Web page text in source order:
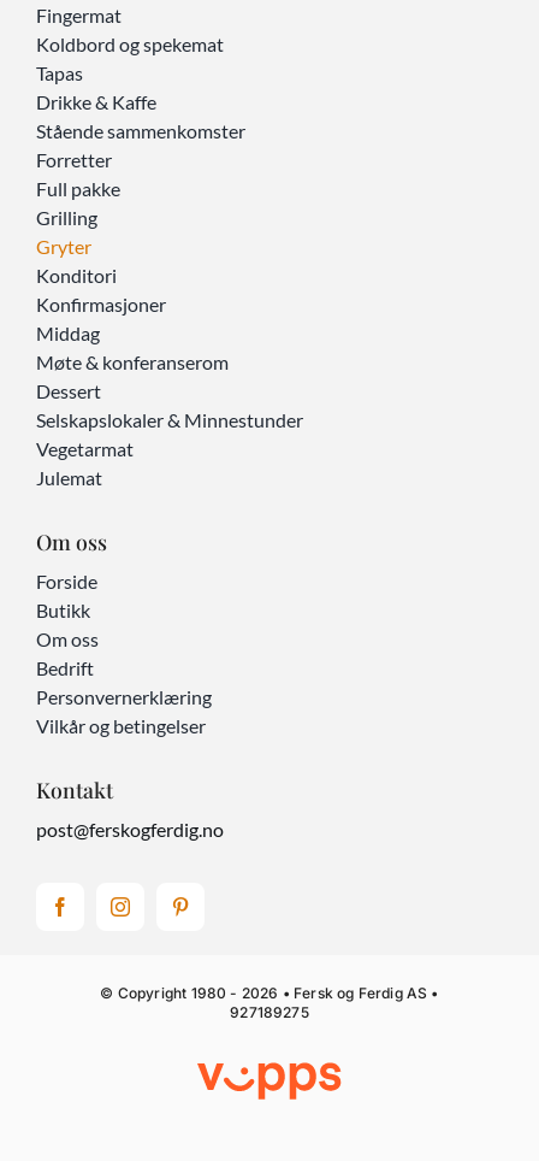
Fingermat
Koldbord og spekemat
Tapas
Drikke & Kaffe
Stående sammenkomster
Forretter
Full pakke
Grilling
Gryter
Konditori
Konfirmasjoner
Middag
Møte & konferanserom
Dessert
Selskapslokaler & Minnestunder
Vegetarmat
Julemat
Om oss
Forside
Butikk
Om oss
Bedrift
Personvernerklæring
Vilkår og betingelser
Kontakt
post@ferskogferdig.no
© Copyright 1980 - 2026 • Fersk og Ferdig AS •
927189275